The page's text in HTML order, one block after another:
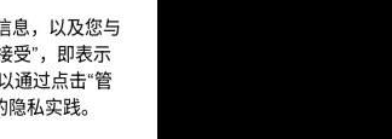
、视频导出速
辨率渲染具有
息，以及您与
受”，即表示
通过点击“管
私实践。